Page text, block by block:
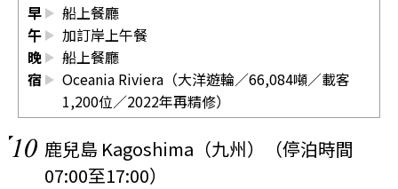
早
船上餐廳
午
加訂岸上午餐
晚
船上餐廳
宿
Oceania Riviera（大洋遊輪／66,084噸／載客
1,200位／2022年再精修）
10 鹿兒島 Kagoshima（九州）（停泊時間
07:00至17:00）